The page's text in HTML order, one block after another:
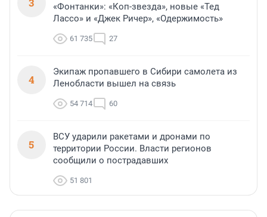
«Фонтанки»: «Коп-звезда», новые «Тед
Лассо» и «Джек Ричер», «Одержимость»
61 735 27
4
Экипаж пропавшего в Сибири самолета из
Ленобласти вышел на связь
54 714 60
5
ВСУ ударили ракетами и дронами по
территории России. Власти регионов
сообщили о пострадавших
51 801